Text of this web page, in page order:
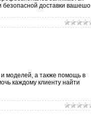
безопасной доставки вашешо
моделей, а также помощь в
каждому клиенту найти